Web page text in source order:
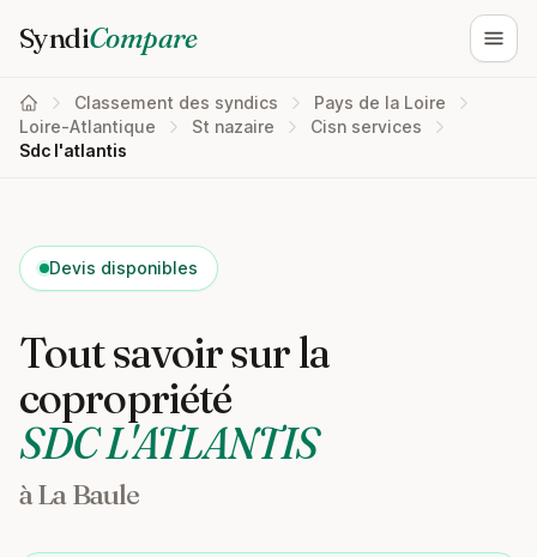
SyndiCompare
Classement des syndics
Pays de la Loire
Loire-Atlantique
St nazaire
Cisn services
Sdc l'atlantis
Devis disponibles
Tout savoir sur la
copropriété
SDC L'ATLANTIS
à La Baule